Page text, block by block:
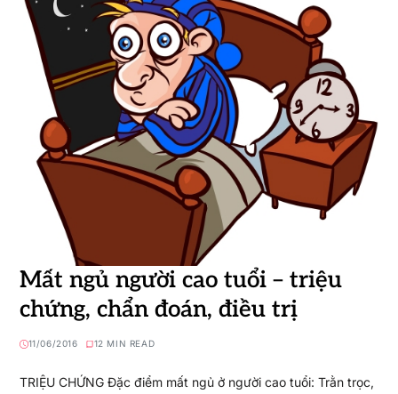
Mất ngủ người cao tuổi – triệu
chứng, chẩn đoán, điều trị
11/06/2016 12 MIN READ
TRIỆU CHỨNG Đặc điểm mất ngủ ở người cao tuổi: Trằn trọc,